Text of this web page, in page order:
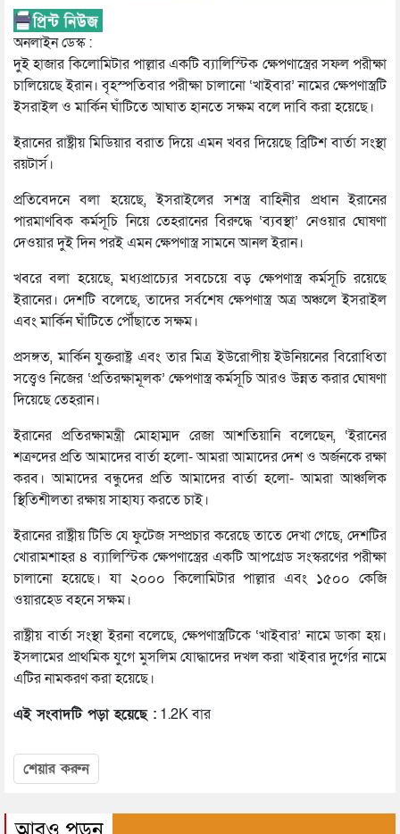
অনলাইন ডেস্ক :
দুই হাজার কিলোমিটার পাল্লার একটি ব্যালিস্টিক ক্ষেপণাস্ত্রের সফল পরীক্ষা
চালিয়েছে ইরান। বৃহস্পতিবার পরীক্ষা চালানো ‘খাইবার’ নামের ক্ষেপণাস্ত্রটি
ইসরাইল ও মার্কিন ঘাঁটিতে আঘাত হানতে সক্ষম বলে দাবি করা হয়েছে।
ইরানের রাষ্ট্রীয় মিডিয়ার বরাত দিয়ে এমন খবর দিয়েছে ব্রিটিশ বার্তা সংস্থা
রয়টার্স।
প্রতিবেদনে বলা হয়েছে, ইসরাইলের সশস্ত্র বাহিনীর প্রধান ইরানের
পারমাণবিক কর্মসূচি নিয়ে তেহরানের বিরুদ্ধে ‘ব্যবস্থা’ নেওয়ার ঘোষণা
দেওয়ার দুই দিন পরই এমন ক্ষেপণাস্ত্র সামনে আনল ইরান।
খবরে বলা হয়েছে, মধ্যপ্রাচ্যের সবচেয়ে বড় ক্ষেপণাস্ত্র কর্মসূচি রয়েছে
ইরানের। দেশটি বলেছে, তাদের সর্বশেষ ক্ষেপণাস্ত্র অত্র অঞ্চলে ইসরাইল
এবং মার্কিন ঘাঁটিতে পৌঁছাতে সক্ষম।
প্রসঙ্গত, মার্কিন যুক্তরাষ্ট্র এবং তার মিত্র ইউরোপীয় ইউনিয়নের বিরোধিতা
সত্ত্বেও নিজের ‘প্রতিরক্ষামূলক’ ক্ষেপণাস্ত্র কর্মসূচি আরও উন্নত করার ঘোষণা
দিয়েছে তেহরান।
ইরানের প্রতিরক্ষামন্ত্রী মোহাম্মদ রেজা আশতিয়ানি বলেছেন, ‘ইরানের
শত্রুদের প্রতি আমাদের বার্তা হলো- আমরা আমাদের দেশ ও অর্জনকে রক্ষা
করব। আমাদের বন্ধুদের প্রতি আমাদের বার্তা হলো- আমরা আঞ্চলিক
স্থিতিশীলতা রক্ষায় সাহায্য করতে চাই।
ইরানের রাষ্ট্রীয় টিভি যে ফুটেজ সম্প্রচার করেছে তাতে দেখা গেছে, দেশটির
খোরামশাহর ৪ ব্যালিস্টিক ক্ষেপণাস্ত্রের একটি আপগ্রেড সংস্করণের পরীক্ষা
চালানো হয়েছে। যা ২০০০ কিলোমিটার পাল্লার এবং ১৫০০ কেজি
ওয়ারহেড বহনে সক্ষম।
রাষ্ট্রীয় বার্তা সংস্থা ইরনা বলেছে, ক্ষেপণাস্ত্রটিকে ‘খাইবার’ নামে ডাকা হয়।
ইসলামের প্রাথমিক যুগে মুসলিম যোদ্ধাদের দখল করা খাইবার দুর্গের নামে
এটির নামকরণ করা হয়েছে।
এই সংবাদটি পড়া হয়েছে : 1.2K বার
শেয়ার করুন